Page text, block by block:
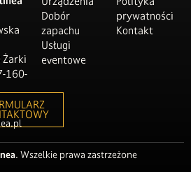
160-
Dobór
zapachu
Usługi
eventowe
prywatności
Kontakt
. Wszelkie prawa zastrzeżone